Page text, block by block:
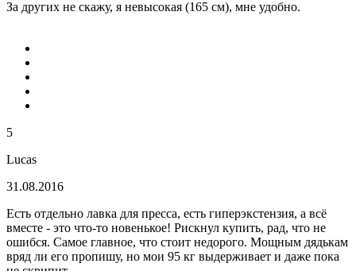
За других не скажу, я невысокая (165 см), мне удобно.
5
Lucas
31.08.2016
Есть отдельно лавка для пресса, есть гиперэкстензия, а всё
вместе - это что-то новенькое! Рискнул купить, рад, что не
ошибся. Самое главное, что стоит недорого. Мощным дядькам
вряд ли его пропишу, но мои 95 кг выдерживает и даже пока